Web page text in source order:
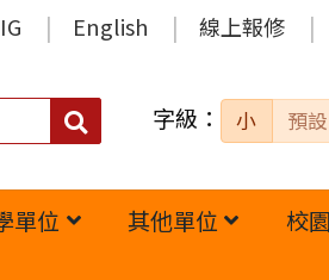
English 線上報修
搜
字級： 小 預設
單位 其他單位 校